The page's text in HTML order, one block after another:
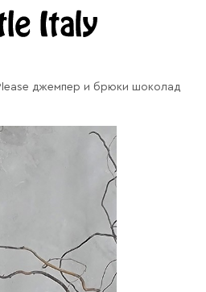
джемпер и брюки шоколад